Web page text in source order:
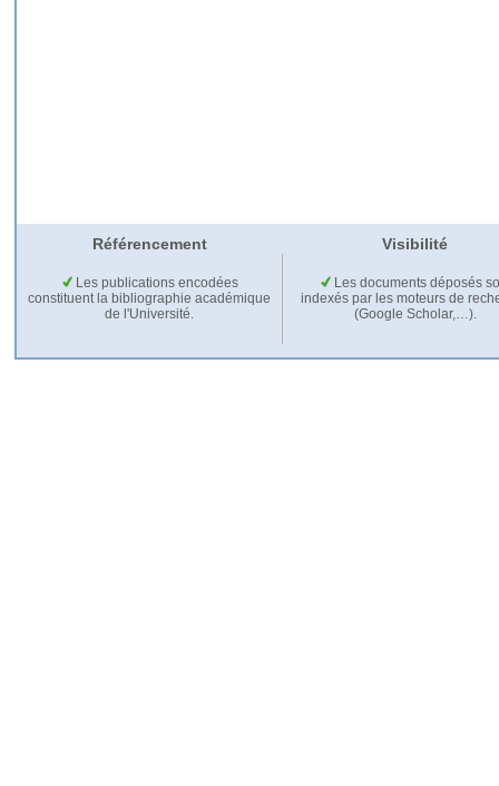
Référencement Visibilité
Les publications encodées
constituent la bibliographie académique
de l'Université.
Les documents déposés
indexés par les moteurs de
(Google Scholar,…).